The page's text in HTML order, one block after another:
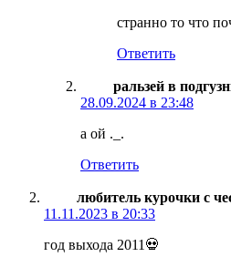
странно то что
Ответить
ральзей в
28.09.2024 в 23:48
а ой ._.
Ответить
любитель курочки с
11.11.2023 в 20:33
год выхода 2011💀